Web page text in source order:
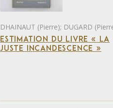
DHAINAUT (Pierre); DUGARD
ESTIMATION DU LIVRE « LA
JUSTE INCANDESCENCE »